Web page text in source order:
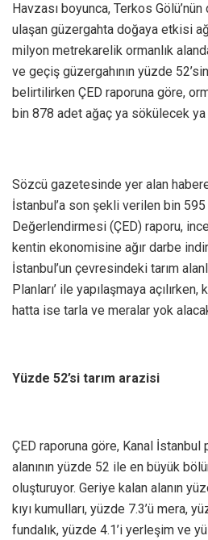
Havzası boyunca, Terkos
ulaşan güzergahta doğaya etkisi
milyon metrekarelik ormanlık
ve geçiş güzergahının yüzde
belirtilirken ÇED raporuna göre,
bin 878 adet ağaç ya sökülecek
Sözcü gazetesinde yer alan
İstanbul’a son şekli verilen bin
Değerlendirmesi (ÇED) raporu,
kentin ekonomisine ağır darbe
İstanbul’un çevresindeki tarım
Planları’ ile yapılaşmaya
hatta ise tarla ve meralar yok
Yüzde 52’si tarım arazisi
ÇED raporuna göre, Kanal İstanbul
alanının yüzde 52 ile en büyük
oluşturuyor. Geriye kalan alanın
kıyı kumulları, yüzde 7.3’ü mera,
fundalık, yüzde 4.1’i yerleşim ve